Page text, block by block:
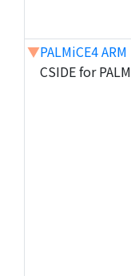
▼PALMiCE4
CSIDE for